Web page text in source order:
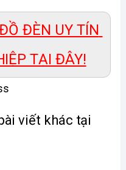
ĐÈN UY TÍN
TẠI ĐÂY!
viết khác tại